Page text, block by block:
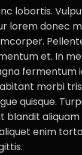
lobortis.
lorem donec
et. In
fermentum
morbi
quisque.
blandit
enim